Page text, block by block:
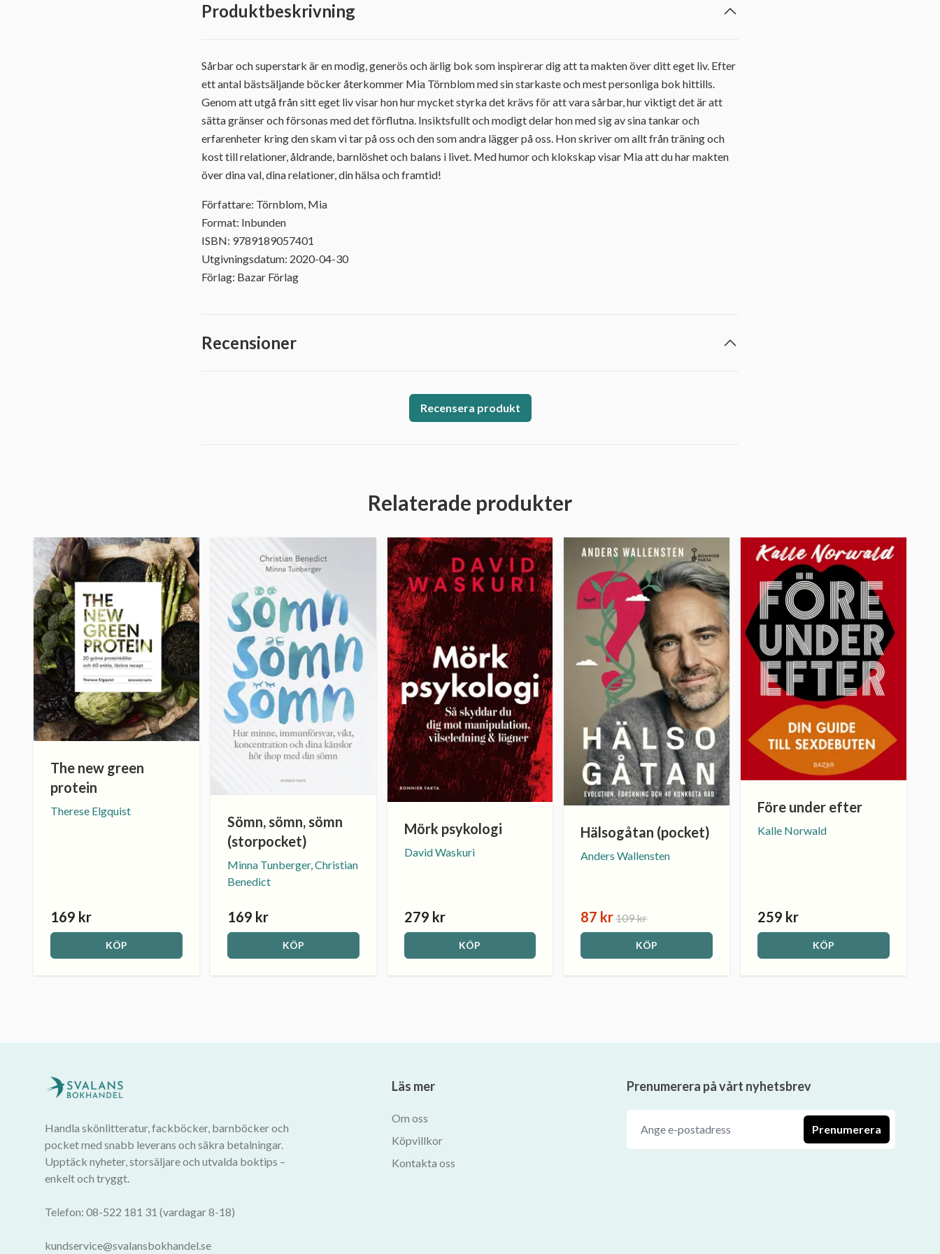
Produktbeskrivning
Sårbar och superstark är en modig, generös och ärlig bok som inspirerar dig att ta makten över ditt eget liv. Efter
ett antal bästsäljande böcker återkommer Mia Törnblom med sin starkaste och mest personliga bok hittills.
Genom att utgå från sitt eget liv visar hon hur mycket styrka det krävs för att vara sårbar, hur viktigt det är att
sätta gränser och försonas med det förflutna. Insiktsfullt och modigt delar hon med sig av sina tankar och
erfarenheter kring den skam vi tar på oss och den som andra lägger på oss. Hon skriver om allt från träning och
kost till relationer, åldrande, barnlöshet och balans i livet. Med humor och klokskap visar Mia att du har makten
över dina val, dina relationer, din hälsa och framtid!
Författare: Törnblom, Mia
Format: Inbunden
ISBN: 9789189057401
Utgivningsdatum: 2020-04-30
Förlag: Bazar Förlag
Recensioner
Recensera produkt
Relaterade produkter
The new green
protein
Therese Elgquist
169 kr
KÖP
Sömn, sömn, sömn
(storpocket)
Minna Tunberger, Christian
Benedict
169 kr
KÖP
Mörk psykologi
David Waskuri
279 kr
KÖP
Hälsogåtan (pocket)
Anders Wallensten
87 kr109 kr
KÖP
Före under efter
Kalle Norwald
259 kr
KÖP
Handla skönlitteratur, fackböcker, barnböcker och
pocket med snabb leverans och säkra betalningar.
Upptäck nyheter, storsäljare och utvalda boktips –
enkelt och tryggt.
Telefon: 08-522 181 31 (vardagar 8-18)
kundservice@svalansbokhandel.se
Läs mer
Om oss
Köpvillkor
Kontakta oss
Prenumerera på vårt nyhetsbrev
Prenumerera